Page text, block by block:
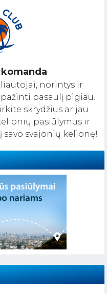
norintys ir
pasaulį pigiau.
skrydžius ar jau
pasiūlymus ir
savo svajonių kelionę!